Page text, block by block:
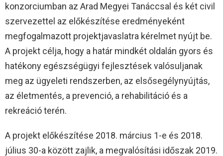
konzorciumban az Arad Megyei Tanáccsal és két civil
szervezettel az előkészítése eredményeként
megfogalmazott projektjavaslatra kérelmet nyújt be.
A projekt célja, hogy a határ mindkét oldalán gyors és
hatékony egészségügyi fejlesztések valósuljanak
meg az ügyeleti rendszerben, az elsősegélynyújtás,
az életmentés, a prevenció, a rehabilitáció és a
rekreáció terén.
A projekt előkészítése 2018. március 1-e és 2018.
július 30-a között zajlik, a megvalósítási időszak 2019.